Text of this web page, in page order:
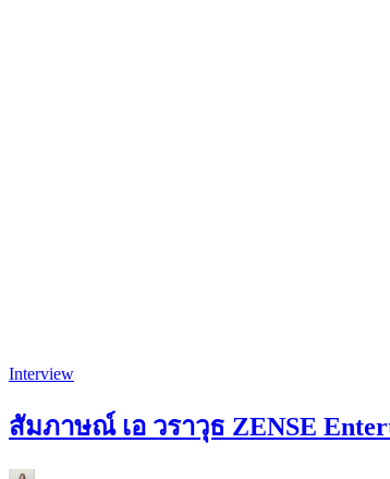
Interview
สัมภาษณ์ เอ วราวุธ ZENSE